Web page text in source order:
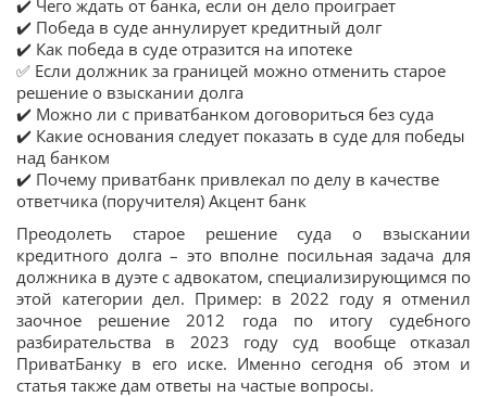
✔️ Чего ждать от банка, если он дело проиграет
✔️ Победа в суде аннулирует кредитный долг
✔️ Как победа в суде отразится на ипотеке
✅ Если должник за границей можно отменить старое
решение о взыскании долга
✔️ Можно ли с приватбанком договориться без суда
✔️ Какие основания следует показать в суде для победы
над банком
✔️ Почему приватбанк привлекал по делу в качестве
ответчика (поручителя) Акцент банк
Преодолеть старое решение суда о взыскании
кредитного долга – это вполне посильная задача для
должника в дуэте с адвокатом, специализирующимся по
этой категории дел. Пример: в 2022 году я отменил
заочное решение 2012 года по итогу судебного
разбирательства в 2023 году суд вообще отказал
ПриватБанку в его иске. Именно сегодня об этом и
статья также дам ответы на частые вопросы.